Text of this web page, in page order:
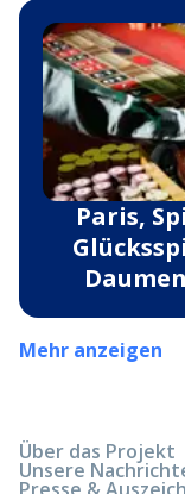
Paris,
Mehr anzeigen
Über das Projekt
Unsere
Presse &